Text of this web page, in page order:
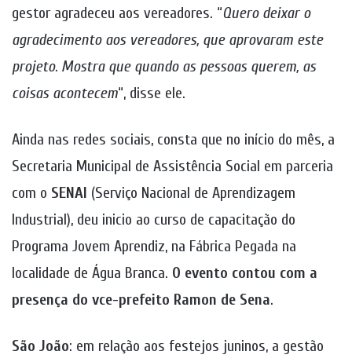
gestor agradeceu aos vereadores. “Quero deixar o
agradecimento aos vereadores, que aprovaram este
projeto. Mostra que quando as pessoas querem, as
coisas acontecem“, disse ele.
Ainda nas redes sociais, consta que no início do mês, a
Secretaria Municipal de Assistência Social em parceria
com o SENAI (Serviço Nacional de Aprendizagem
Industrial), deu inicio ao curso de capacitação do
Programa Jovem Aprendiz, na Fábrica Pegada na
localidade de Água Branca. O evento contou com a
presença do vce-prefeito Ramon de Sena.
São João: em relação aos festejos juninos, a gestão